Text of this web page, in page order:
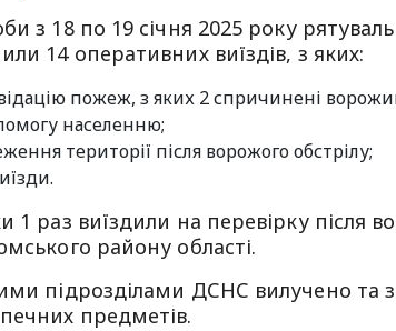
з 18 по 19 січня 2025 року
14 оперативних виїздів, з яких:
пожеж, з яких 2 спричинені
населенню;
території після ворожого обстрілу;
1 раз виїздили на перевірку після
району області.
підрозділами ДСНС вилучено
предметів.